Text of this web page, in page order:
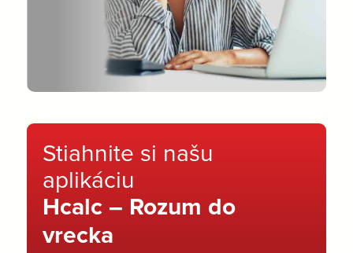
Stiahnite si našu
aplikáciu
Hcalc – Rozum do
vrecka